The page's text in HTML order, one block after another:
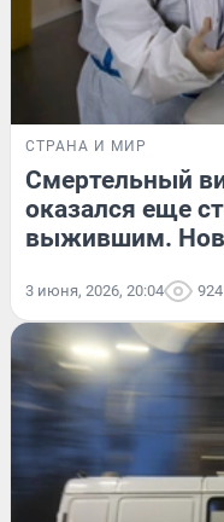
СТРАНА И МИР
Смертельный
оказался еще
выжившим.
3 июня, 2026, 20:04 924